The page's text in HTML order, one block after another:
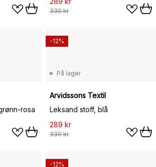
330 kr
rosa
På lager
Arvidssons Textil
Leksand stoff, blå
289 kr
330 kr
-12%
-12%